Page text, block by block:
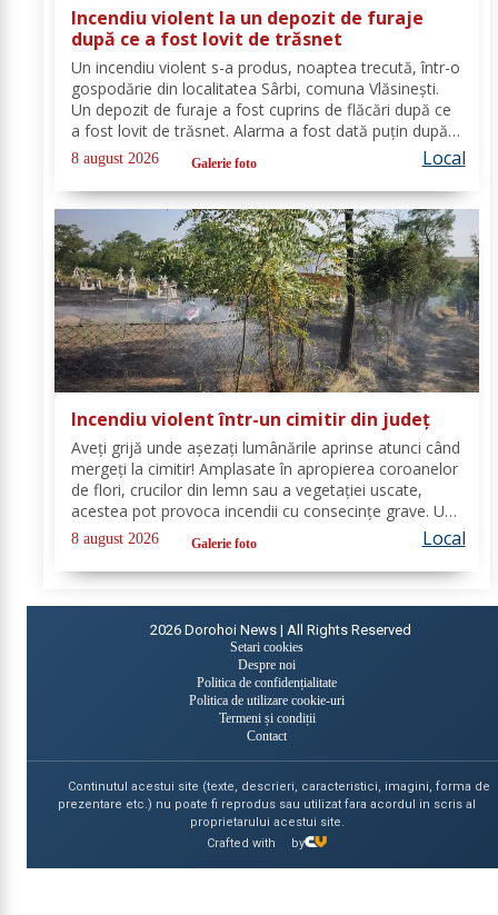
Incendiu violent la un depozit de furaje
după ce a fost lovit de trăsnet
Un incendiu violent s-a produs, noaptea trecută, într-o
gospodărie din localitatea Sârbi, comuna Vlăsinești.
Un depozit de furaje a fost cuprins de flăcări după ce
a fost lovit de trăsnet. Alarma a fost dată puțin după
ora 22:00. La caz s-au deplasat, în cel mai scurt timp,
pompierii din cadrul...
8 august 2026 Galerie foto Local
Incendiu violent într-un cimitir din județ
Aveți grijă unde așezați lumânările aprinse atunci când
mergeți la cimitir! Amplasate în apropierea coroanelor
de flori, crucilor din lemn sau a vegetației uscate,
acestea pot provoca incendii cu consecințe grave. Un
astfel de eveniment s-a produs ieri, în cimitirul din
localitatea Ichimeni, comuna...
8 august 2026 Galerie foto Local
2026 Dorohoi News | All Rights Reserved
Setari cookies
Despre noi
Politica de confidențialitate
Politica de utilizare cookie-uri
Termeni și condiții
Contact
Continutul acestui site (texte, descrieri, caracteristici, imagini, forma de
prezentare etc.) nu poate fi reprodus sau utilizat fara acordul in scris al
proprietarului acestui site.
Crafted with
by